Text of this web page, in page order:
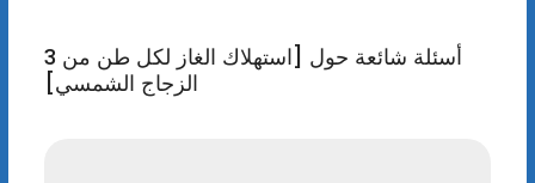
3 أسئلة شائعة حول [استهلاك الغاز لكل طن من
الزجاج الشمسي]